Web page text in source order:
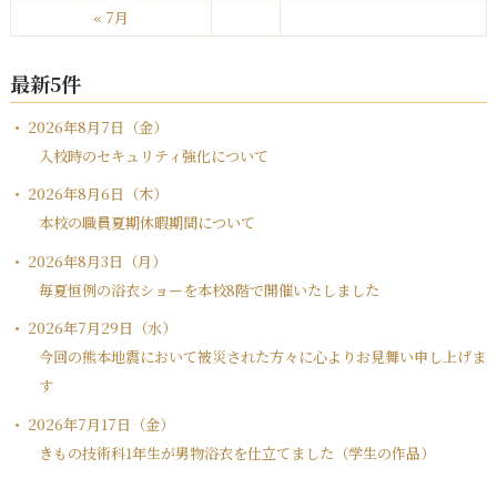
« 7月
最新5件
2026年8月7日（金）
入校時のセキュリティ強化について
2026年8月6日（木）
本校の職員夏期休暇期間について
2026年8月3日（月）
毎夏恒例の浴衣ショーを本校8階で開催いたしました
2026年7月29日（水）
今回の熊本地震において被災された方々に心よりお見舞い申し上げま
す
2026年7月17日（金）
きもの技術科1年生が男物浴衣を仕立てました（学生の作品）